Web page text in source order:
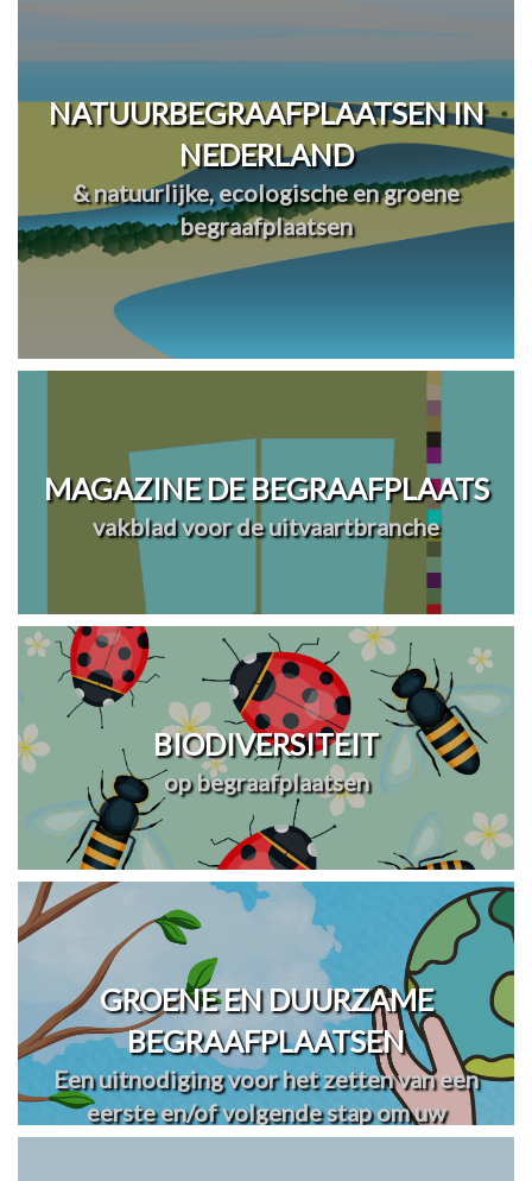
NATUURBEGRAAFPLAATSEN IN
NEDERLAND
& natuurlijke, ecologische en groene
begraafplaatsen
MAGAZINE DE BEGRAAFPLAATS
vakblad voor de uitvaartbranche
BIODIVERSITEIT
op begraafplaatsen
GROENE EN DUURZAME
BEGRAAFPLAATSEN
Een uitnodiging voor het zetten van een
eerste en/of volgende stap om uw
begraafplaats(en) te vergroenen en